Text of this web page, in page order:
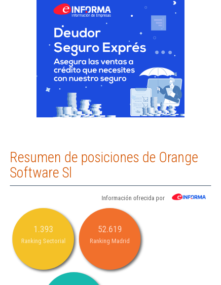
Resumen de posiciones de Orange
Software Sl
Información ofrecida por
1.393
Ranking Sectorial
52.619
Ranking Madrid